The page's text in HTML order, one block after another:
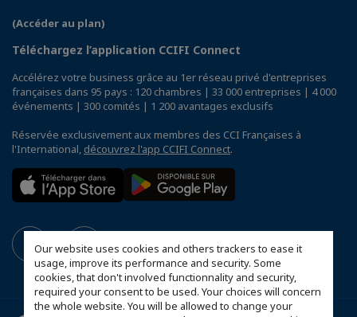
Our website uses cookies and others trackers to ease it
usage, improve its performance and security. Some
cookies, that don't involved functionnality and security,
required your consent to be used. Your choices will concern
the whole website. You will be allowed to change your
(Accéder au plan)
Téléchargez l’application CCIFI Connect
Accélérez votre business grâce au 1er réseau privé d'entreprises
françaises dans 95 pays : 120 chambres | 33 000 entreprises | 4 000
événements | 300 comités | 1 200 avantages exclusifs
Réservée exclusivement aux membres des CCI Françaises à
l'International, découvrez l'app CCIFI Connect.